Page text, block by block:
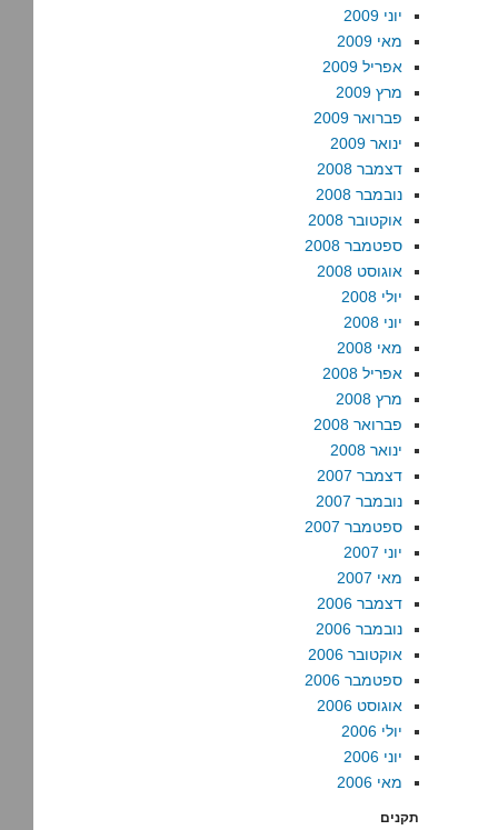
יוני 2009
מאי 2009
אפריל 2009
מרץ 2009
פברואר 2009
ינואר 2009
דצמבר 2008
נובמבר 2008
אוקטובר 2008
ספטמבר 2008
אוגוסט 2008
יולי 2008
יוני 2008
מאי 2008
אפריל 2008
מרץ 2008
פברואר 2008
ינואר 2008
דצמבר 2007
נובמבר 2007
ספטמבר 2007
יוני 2007
מאי 2007
דצמבר 2006
נובמבר 2006
אוקטובר 2006
ספטמבר 2006
אוגוסט 2006
יולי 2006
יוני 2006
מאי 2006
תקנים